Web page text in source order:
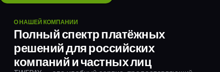
О НАШЕЙ КОМПАНИИ
Полный спектр платёжных
решений для российских
компаний и частных лиц